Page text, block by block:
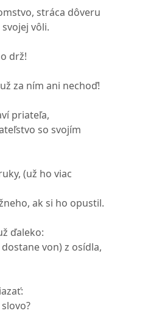
stráca dôveru
vôli.
drž!
za ním ani nechoď!
priateľa,
so svojím
(už ho viac
ak si ho opustil.
ďaleko:
von) z osídla,